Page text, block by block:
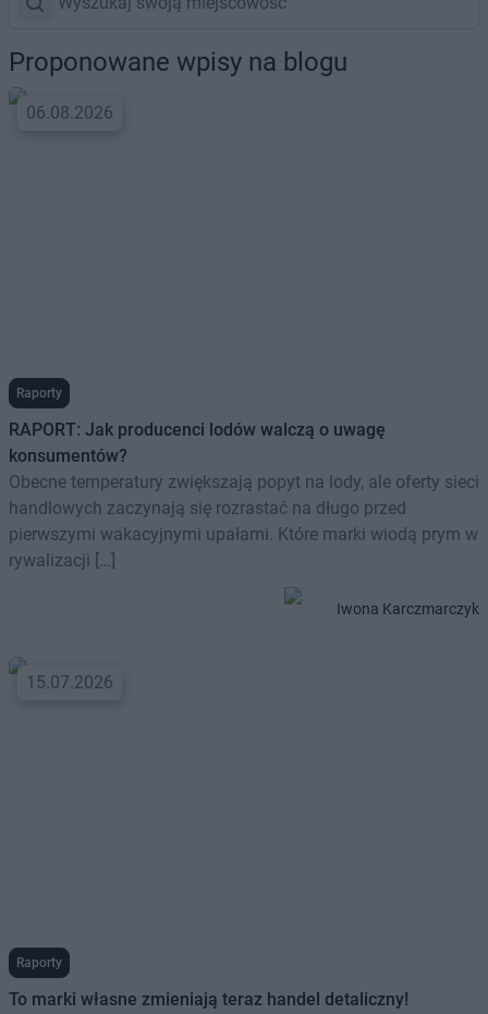
Proponowane wpisy na blogu
06.08.2026
Raporty
RAPORT: Jak producenci lodów walczą o uwagę
konsumentów?
Obecne temperatury zwiększają popyt na lody, ale oferty sieci
handlowych zaczynają się rozrastać na długo przed
pierwszymi wakacyjnymi upałami. Które marki wiodą prym w
rywalizacji […]
Iwona Karczmarczyk
15.07.2026
Raporty
To marki własne zmieniają teraz handel detaliczny!